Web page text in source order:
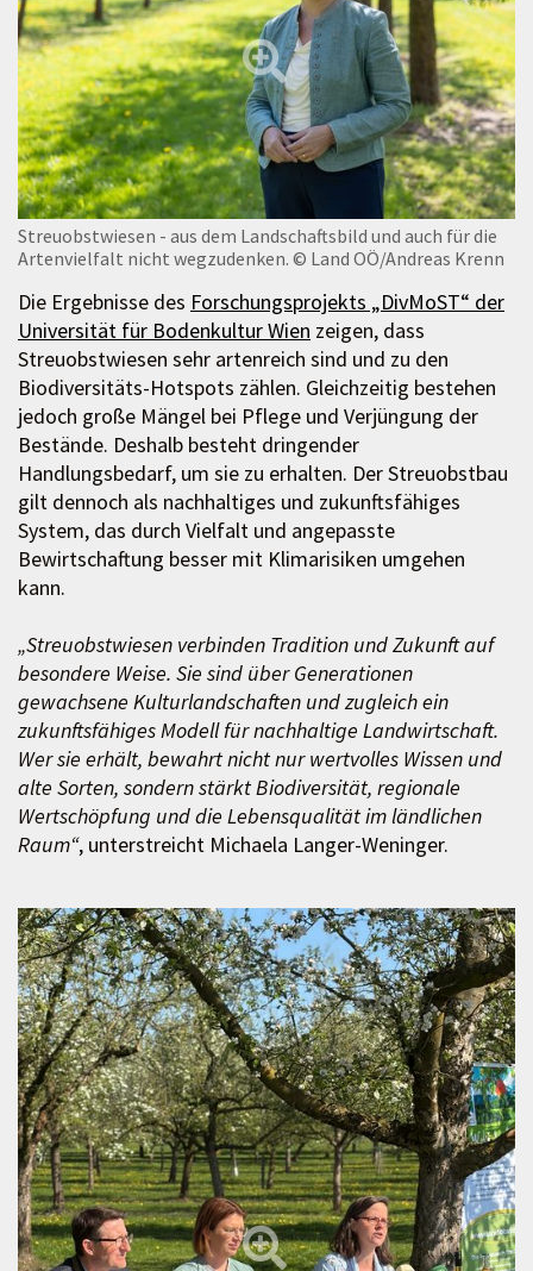
Streuobstwiesen - aus dem Landschaftsbild und auch für die
Artenvielfalt nicht wegzudenken. © Land OÖ/Andreas Krenn
Die Ergebnisse des Forschungsprojekts „DivMoST“ der
Universität für Bodenkultur Wien zeigen, dass
Streuobstwiesen sehr artenreich sind und zu den
Biodiversitäts-Hotspots zählen. Gleichzeitig bestehen
jedoch große Mängel bei Pflege und Verjüngung der
Bestände. Deshalb besteht dringender
Handlungsbedarf, um sie zu erhalten. Der Streuobstbau
gilt dennoch als nachhaltiges und zukunftsfähiges
System, das durch Vielfalt und angepasste
Bewirtschaftung besser mit Klimarisiken umgehen
kann.
„Streuobstwiesen verbinden Tradition und Zukunft auf
besondere Weise. Sie sind über Generationen
gewachsene Kulturlandschaften und zugleich ein
zukunftsfähiges Modell für nachhaltige Landwirtschaft.
Wer sie erhält, bewahrt nicht nur wertvolles Wissen und
alte Sorten, sondern stärkt Biodiversität, regionale
Wertschöpfung und die Lebensqualität im ländlichen
Raum“, unterstreicht Michaela Langer-Weninger.